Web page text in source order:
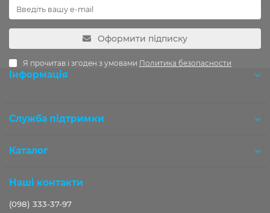
Оформити підписку
Я прочитав і згоден з умовами Политика безопасности
Інформація
Служба підтримки
Каталог
Наші контакти
(098) 333-37-97